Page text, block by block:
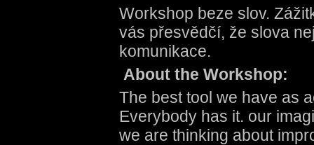
Workshop beze slov.
vás přesvědčí, že slova
komunikace.
About the Workshop:
The best tool we have as
Everybody has it. our
we are thinking about